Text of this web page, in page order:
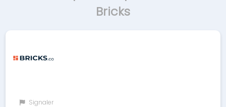
Bricks
Signaler